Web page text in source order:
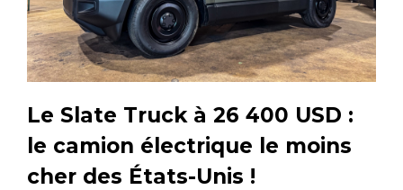
Le Slate Truck à 26 400 USD :
le camion électrique le moins
cher des États-Unis !